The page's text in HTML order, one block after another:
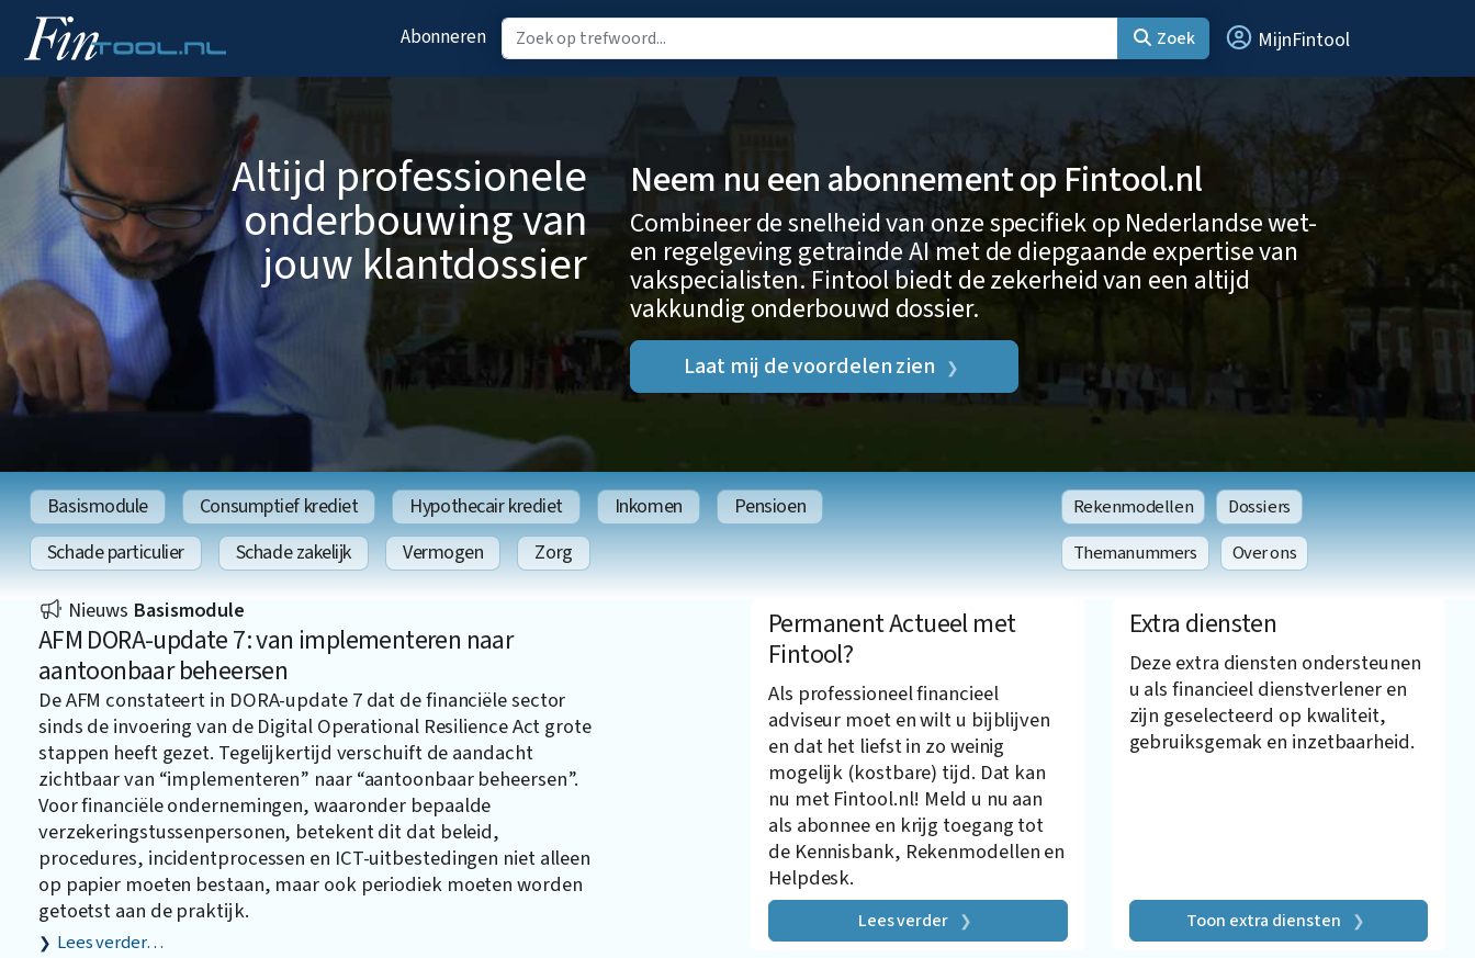
Abonneren Zoek MijnFintool
Altijd professionele
onderbouwing van
jouw klantdossier
Neem nu een abonnement op Fintool.nl
Combineer de snelheid van onze specifiek op Nederlandse wet-
en regelgeving getrainde AI met de diepgaande expertise van
vakspecialisten. Fintool biedt de zekerheid van een altijd
vakkundig onderbouwd dossier.
Laat mij de voordelen zien
Basismodule Consumptief krediet Hypothecair krediet Inkomen
Pensioen
Schade particulier
Schade zakelijk Vermogen Zorg
Rekenmodellen
Dossiers
Themanummers
Over ons
Nieuws Basismodule
AFM DORA-update 7: van implementeren naar
aantoonbaar beheersen
De AFM constateert in DORA-update 7 dat de financiële sector
sinds de invoering van de Digital Operational Resilience Act grote
stappen heeft gezet. Tegelijkertijd verschuift de aandacht
zichtbaar van “implementeren” naar “aantoonbaar beheersen”.
Voor financiële ondernemingen, waaronder bepaalde
verzekeringstussenpersonen, betekent dit dat beleid,
procedures, incidentprocessen en ICT-uitbestedingen niet alleen
op papier moeten bestaan, maar ook periodiek moeten worden
getoetst aan de praktijk.
Lees verder…
Permanent Actueel met
Fintool?
Als professioneel financieel
adviseur moet en wilt u bijblijven
en dat het liefst in zo weinig
mogelijk (kostbare) tijd. Dat kan
nu met Fintool.nl! Meld u nu aan
als abonnee en krijg toegang tot
de Kennisbank, Rekenmodellen en
Helpdesk.
Lees verder
Extra diensten
Deze extra diensten ondersteunen
u als financieel dienstverlener en
zijn geselecteerd op kwaliteit,
gebruiksgemak en inzetbaarheid.
Toon extra diensten